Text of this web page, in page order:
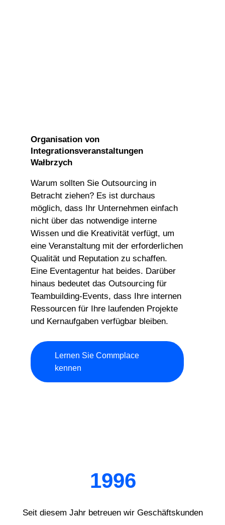
Organisation von
Integrationsveranstaltungen
Wałbrzych
Warum sollten Sie Outsourcing in
Betracht ziehen? Es ist durchaus
möglich, dass Ihr Unternehmen einfach
nicht über das notwendige interne
Wissen und die Kreativität verfügt, um
eine Veranstaltung mit der erforderlichen
Qualität und Reputation zu schaffen.
Eine Eventagentur hat beides. Darüber
hinaus bedeutet das Outsourcing für
Teambuilding-Events, dass Ihre internen
Ressourcen für Ihre laufenden Projekte
und Kernaufgaben verfügbar bleiben.
Lernen Sie Commplace
kennen
1996
Seit diesem Jahr betreuen wir Geschäftskunden